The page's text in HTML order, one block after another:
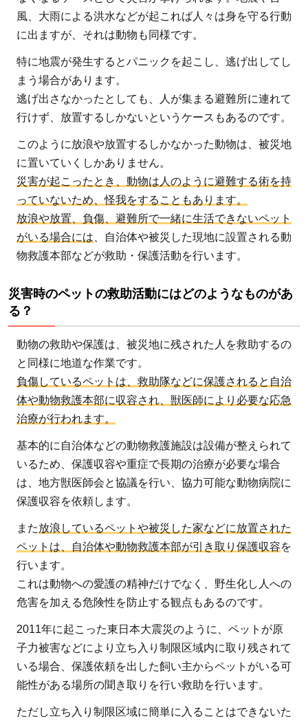
あ
る？
害
時
の
ペ
ッ
ト
救
助
活
動
課
題
ペッ
トの
救助
活動
にガ
イド
ライ
ンを
活か
れな
かっ
た熊
本地
震
3
災
害
時
ペ
風、大雨による洪水などが起これば人々は身を守る行動
に出ますが、それは動物も同様です。
特に地震が発生するとパニックを起こし、逃げ出してし
まう場合があります。
逃げ出さなかったとしても、人が集まる避難所に連れて
行けず、放置するしかないというケースもあるのです。
このように放浪や放置するしかなかった動物は、被災地
に置いていくしかありません。
災害が起こったとき、動物は人のように避難する術を持
っていないため、怪我をすることもあります。
放浪や放置、負傷、避難所で一緒に生活できないペット
がいる場合には 、自治体や被災した現地に設置される動
物救護本部などが救助・保護活動を行います。
災害時のペットの救助活動にはどのようなものがあ
る？
動物の救助や保護は、被災地に残された人を救助するの
と同様に地道な作業です。
負傷しているペットは、救助隊などに保護されると自治
体や動物救護本部に収容され、獣医師により必要な応急
治療が行われます。
基本的に自治体などの動物救護施設は設備が整えられて
いるため、保護収容や重症で長期の治療が必要な場合
は、地方獣医師会と協議を行い、協力可能な動物病院に
保護収容を依頼します。
また放浪しているペットや被災した家などに放置された
ペットは、自治体や動物救護本部が引き取り保護収容を
行います。
これは動物への愛護の精神だけでなく、野生化し人への
危害を加える危険性を防止する観点もあるのです。
2011年に起こった東日本大震災のように、ペットが原
子力被害などにより立ち入り制限区域内に取り残されて
いる場合、保護依頼を出した飼い主からペットがいる可
能性がある場所の聞き取りを行い救助を行います。
ただし立ち入り制限区域に簡単に入ることはできないた